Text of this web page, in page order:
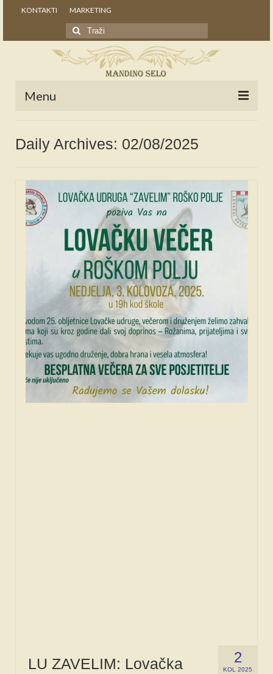
KONTAKTI MARKETING
Search
for:
Menu
NOVOSTI
STALNE RUBRIKE
NAŠA BAŠTINA
IZ ARHIVE
NAJAVE
SPONZORI
FORUM
Daily Archives: 02/08/2025
2
KOL 2025
LU ZAVELIM: Lovačka